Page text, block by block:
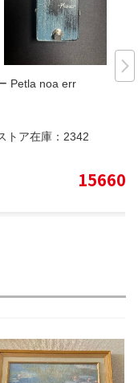
Petla noa err
トア在庫： 2342
15660